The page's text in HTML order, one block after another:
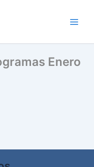
Enero